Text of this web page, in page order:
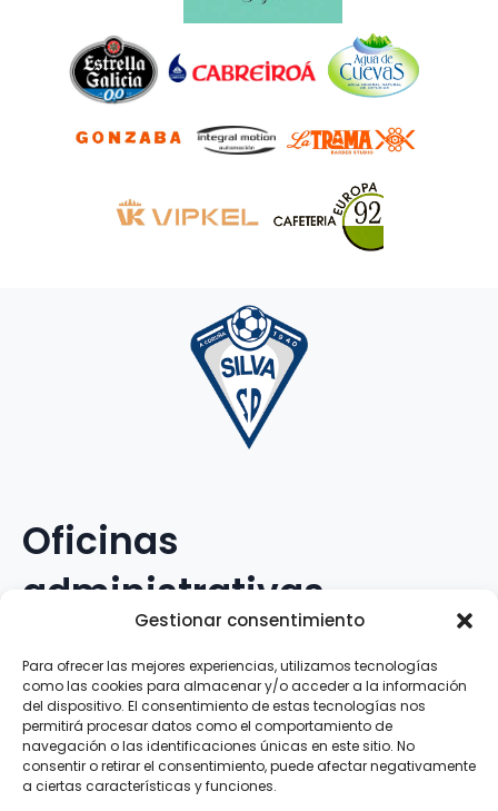
Gestionar consentimiento
Para ofrecer las mejores experiencias, utilizamos tecnologías
como las cookies para almacenar y/o acceder a la información
del dispositivo. El consentimiento de estas tecnologías nos
permitirá procesar datos como el comportamiento de
navegación o las identificaciones únicas en este sitio. No
consentir o retirar el consentimiento, puede afectar negativamente
a ciertas características y funciones.
Oficinas
administrativas
Avenida Galileo Galilei, 12
15.008 · A Coruña · España
Teléfono:881.069.303
WhatsApp:616.897.466